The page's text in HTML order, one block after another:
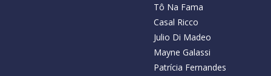
Tô Na Fama
Casal Ricco
Julio Di Madeo
Mayne Galassi
Patrícia Fernandes